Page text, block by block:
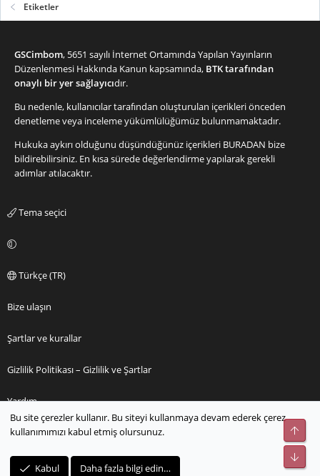
Etiketler
GSCimbom, 5651 sayılı İnternet Ortamında Yapılan Yayınların
Düzenlenmesi Hakkında Kanun kapsamında, BTK tarafından
onaylı bir yer sağlayıcıdır.
Bu nedenle, kullanıcılar tarafından oluşturulan içerikleri önceden
denetleme veya inceleme yükümlülüğümüz bulunmamaktadır.
Hukuka aykırı olduğunu düşündüğünüz içerikleri BURADAN bize
bildirebilirsiniz. En kısa sürede değerlendirme yapılarak gerekli
adımlar atılacaktır.
Tema seçici
Türkçe (TR)
Bize ulaşın
Şartlar ve kurallar
Gizlilik Politikası – Gizlilik ve Şartlar
Yardım
Ana sayfa
Bu site çerezler kullanır. Bu siteyi kullanmaya devam ederek çerez
kullanımımızı kabul etmiş olursunuz.
Kabul Daha fazla bilgi edin…